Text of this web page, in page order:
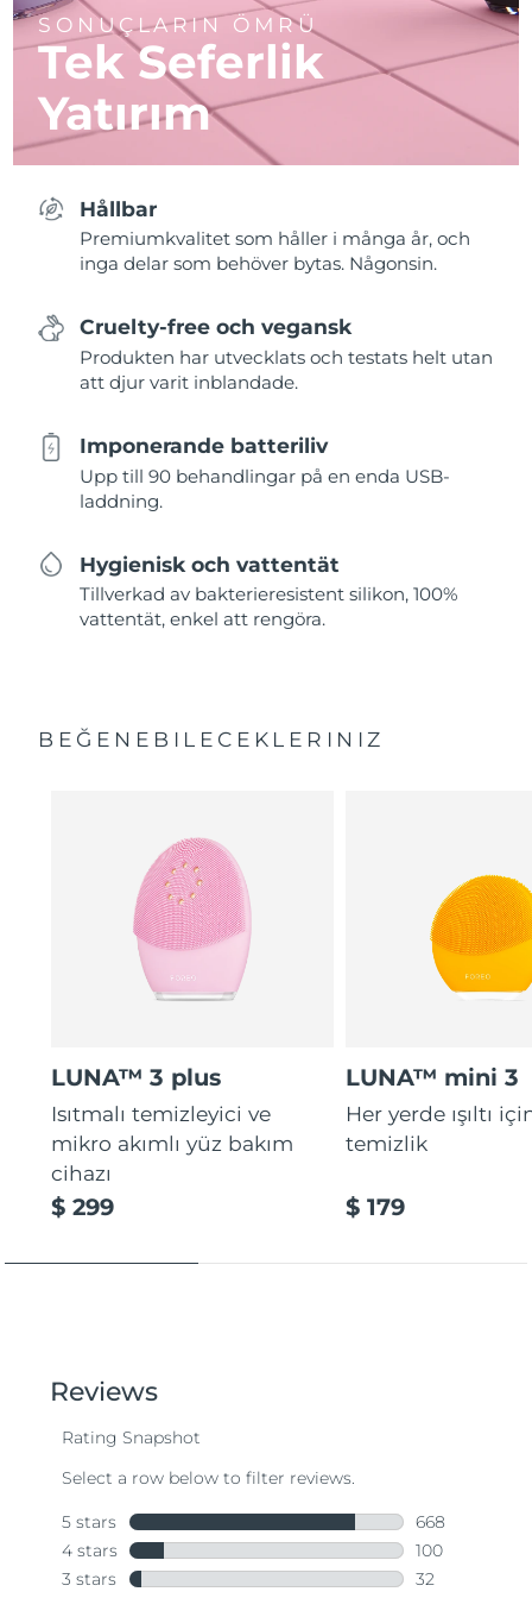
SONUÇLARIN ÖMRÜ
Tek Seferlik
Yatırım
Hållbar
Premiumkvalitet som håller i många år, och
inga delar som behöver bytas. Någonsin.
Cruelty-free och vegansk
Produkten har utvecklats och testats helt utan
att djur varit inblandade.
Imponerande batteriliv
Upp till 90 behandlingar på en enda USB-
laddning.
Hygienisk och vattentät
Tillverkad av bakterieresistent silikon, 100%
vattentät, enkel att rengöra.
BEĞENEBILECEKLERINIZ
LUNA™ 3 plus
Isıtmalı temizleyici ve
mikro akımlı yüz bakım
cihazı
$ 299
LUNA™ mini 3
Her yerde ışıltı
temizlik
$ 179